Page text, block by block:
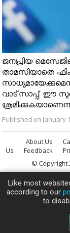
ജനപ്രിയ
താമസിയാതെ
വാട്‌സാപ്പ് ഈ
Published on January
About Us
Us
Feedback
© Copyright
Like most
according to our
to